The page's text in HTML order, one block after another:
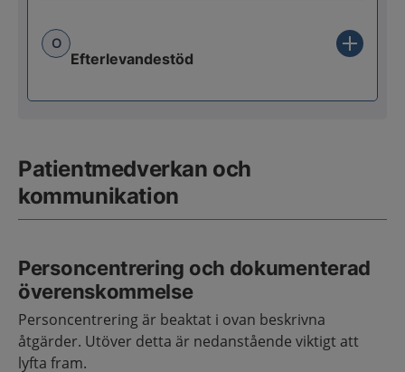
O
Efterlevandestöd
Patientmedverkan och
kommunikation
Personcentrering och dokumenterad
överenskommelse
Personcentrering är beaktat i ovan beskrivna
åtgärder. Utöver detta är nedanstående viktigt att
lyfta fram.